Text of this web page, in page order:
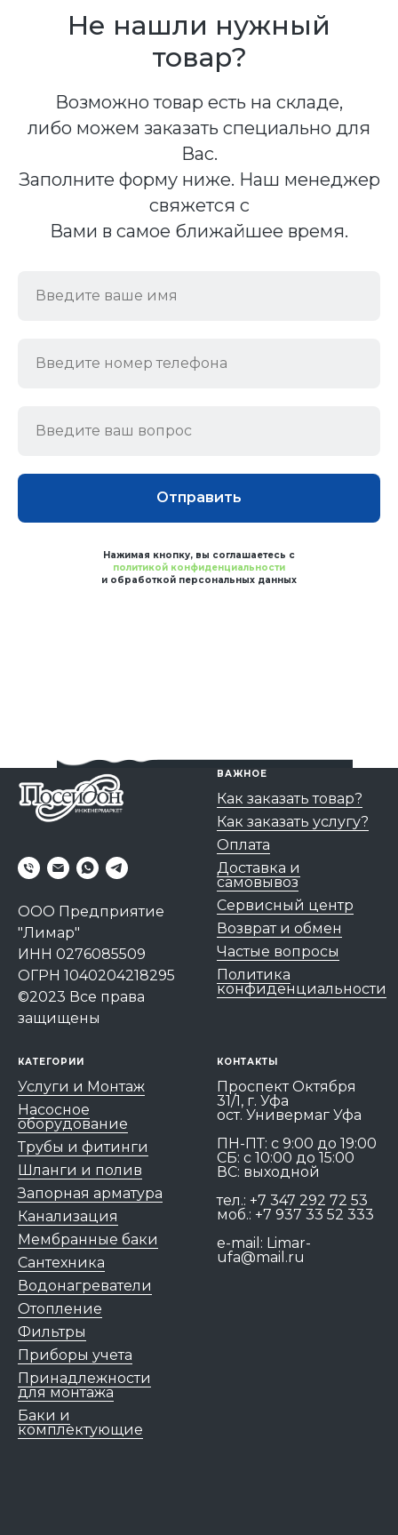
Не нашли нужный
товар?
Возможно товар есть на складе,
либо можем заказать специально для
Вас.
Заполните форму ниже. Наш менеджер
свяжется с
Вами в самое ближайшее время.
Отправить
Нажимая кнопку, вы соглашаетесь с
политикой конфиденциальности
и обработкой персональных данных
ООО Предприятие
"Лимар"
ИНН 0276085509
ОГРН 1040204218295
©2023 Все права
защищены
ВАЖНОЕ
Как заказать товар?
Как заказать услугу?
Оплата
Доставка и
самовывоз
Сервисный центр
Возврат и обмен
Частые вопросы
Политика
конфиденциальности
КАТЕГОРИИ
Услуги и Монтаж
Насосное
оборудование
Трубы и фитинги
Шланги и полив
Запорная арматура
Канализация
Мембранные баки
Сантехника
Водонагреватели
Отопление
Фильтры
Приборы учета
Принадлежности
для монтажа
Баки и
комплектующие
КОНТАКТЫ
Проспект Октября
31/1, г. Уфа
ост. Универмаг Уфа
ПН-ПТ: c 9:00 до 19:00
СБ: с 10:00 до 15:00
ВС: выходной
тел.: +7 347 292 72 53
моб.: +7 937 33 52 333
e-mail: Limar-
ufa@mail.ru